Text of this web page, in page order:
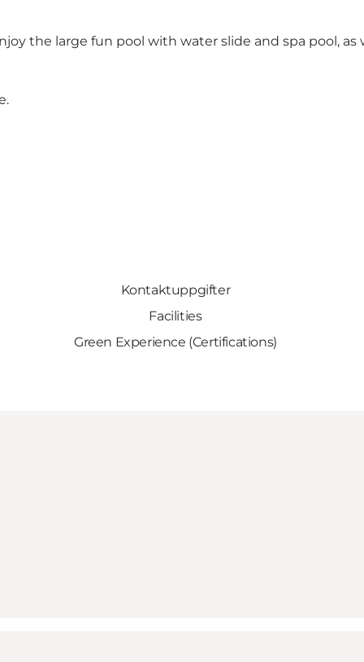
the large fun pool with water slide and spa pool,
.
Kontaktuppgifter
Facilities
Green Experience (Certifications)